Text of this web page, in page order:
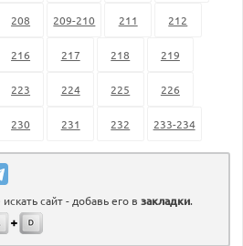
208 209-210 211 212
216 217 218 219
223 224 225 226
230 231 232 233-234
сайт - добавь его в закладки.